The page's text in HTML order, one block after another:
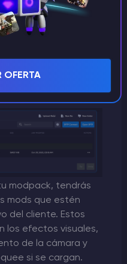
- para datapacks
(archivos .zip o
modpack, tendrás
mods que estén
del cliente. Estos
los efectos visuales,
de la cámara y
si se cargan.
OFERTA